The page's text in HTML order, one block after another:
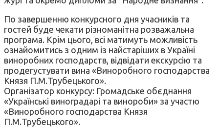
По завершенню конкурсного дня учасників та
гостей буде чекати різноманітна розважальна
програма. Крім цього, всі матимуть можливість
ознайомитись з одним із найстаріших в Україні
виноробних господарств, відвідати екскурсію та
продегустувати вина «Виноробного господарства
Князя П.М.Трубецького».
Організатор конкурсу: Громадське обєднання
«Українські виноградарі та винороби» за участю
«Виноробного господарства Князя
П.М.Трубецького».